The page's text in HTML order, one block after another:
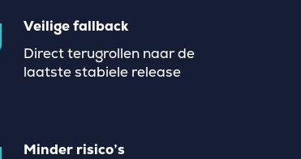
Veilige fallback
Direct terugrollen naar de
laatste stabiele release
Minder risico’s